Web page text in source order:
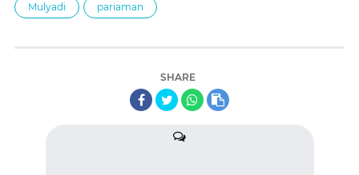
Mulyadi pariaman
SHARE